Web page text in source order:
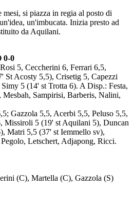
mesi, si piazza in regia al posto di
un'imbucata. Inizia presto ad
da Aquilani.
0-0
5, Ceccherini 6, Ferrari 6,5,
St Acosty 5,5), Crisetig 5, Capezzi
5 (14' st Trotta 6). A Disp.: Festa,
Sampirisi, Barberis, Nalini,
Gazzola 5,5, Acerbi 5,5, Peluso 5,5,
Missiroli 5 (19' st Aquilani 5), Duncan
Matri 5,5 (37' st Iemmello sv),
Letschert, Adjapong, Ricci.
(C), Martella (C), Gazzola (S)